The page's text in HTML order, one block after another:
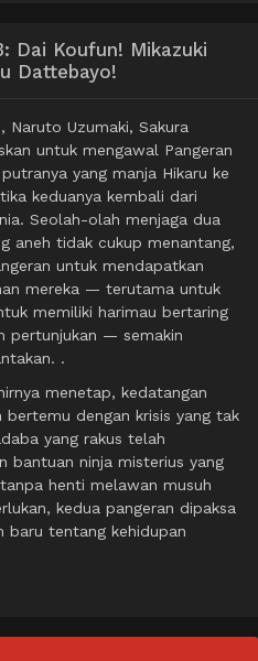
Dai Koufun! Mikazuki
Dattebayo!
Naruto Uzumaki, Sakura
untuk mengawal Pangeran
yang manja Hikaru ke
keduanya kembali dari
Seolah-olah menjaga dua
aneh tidak cukup menantang,
untuk mendapatkan
mereka — terutama untuk
memiliki harimau bertaring
pertunjukan — semakin
.
menetap, kedatangan
dengan krisis yang tak
yang rakus telah
bantuan ninja misterius yang
henti melawan musuh
kedua pangeran dipaksa
baru tentang kehidupan